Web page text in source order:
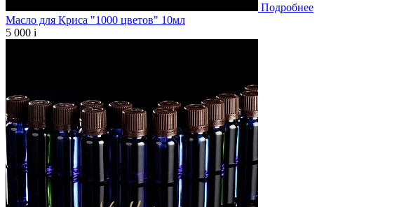
Подробнее
Масло для Криса "1000 цветов" 10мл
5 000 i